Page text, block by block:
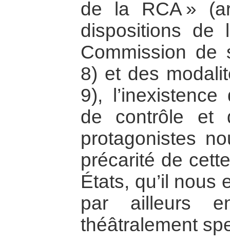
de la RCA »
dispositions de
Commission de
8) et des
9), l’inexistence
de contrôle et
protagonistes
précarité de
États, qu’il nous
par ailleurs
théâtralement